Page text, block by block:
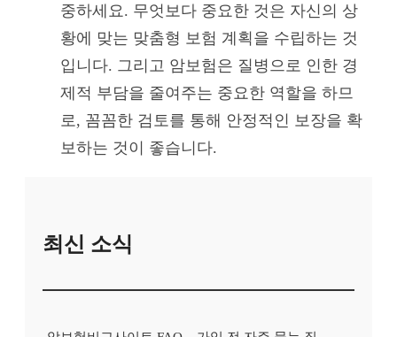
중하세요. 무엇보다 중요한 것은 자신의 상
황에 맞는 맞춤형 보험 계획을 수립하는 것
입니다. 그리고 암보험은 질병으로 인한 경
제적 부담을 줄여주는 중요한 역할을 하므
로, 꼼꼼한 검토를 통해 안정적인 보장을 확
보하는 것이 좋습니다.
최신 소식